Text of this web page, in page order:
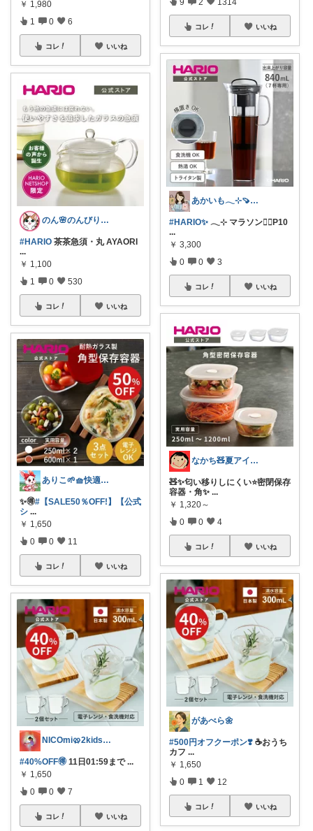
￥ 1,980
1 0 6
コレ いいね
のん🌸のんびり生活✨
#HARIO 茶茶急須・丸 AYAORI
...
￥ 1,100
1 0 530
コレ いいね
ありこ🌱🧺快適な暮らし雑貨🌻
✨️🉐#【SALE50％OFF!】【公式
シ ...
￥ 1,650
0 0 11
コレ いいね
NICOmi🥨2kidsママ👦👧
#40%OFF🉐 11日01:59まで...
￥ 1,650
0 0 7
コレ いいね
9 2 1314
コレ いいね
あかいも𓂃⊹🍠8月もよろしくです✨
#HARIO✨ 𓂃⊹ マラソン🏃‍♀P10
...
￥ 3,300
0 0 3
コレ いいね
なかち🧸夏アイテム＆便利グッズ✨
🧸✨匂い移りしにくい⭐️密閉保存
容器・角✨ ...
￥ 1,320～
0 0 4
コレ いいね
があべら🌼
#500円オフクーポン❣️ ☕おうち
カフ ...
￥ 1,650
0 1 12
コレ いいね